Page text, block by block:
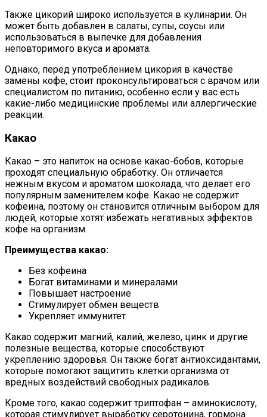
Также цикорий широко используется в кулинарии. Он
может быть добавлен в салаты, супы, соусы или
использоваться в выпечке для добавления
неповторимого вкуса и аромата.
Однако, перед употреблением цикория в качестве
замены кофе, стоит проконсультироваться с врачом или
специалистом по питанию, особенно если у вас есть
какие-либо медицинские проблемы или аллергические
реакции.
Какао
Какао – это напиток на основе какао-бобов, которые
проходят специальную обработку. Он отличается
нежным вкусом и ароматом шоколада, что делает его
популярным заменителем кофе. Какао не содержит
кофеина, поэтому он становится отличным выбором для
людей, которые хотят избежать негативных эффектов
кофе на организм.
Преимущества какао:
Без кофеина
Богат витаминами и минералами
Повышает настроение
Стимулирует обмен веществ
Укрепляет иммунитет
Какао содержит магний, калий, железо, цинк и другие
полезные вещества, которые способствуют
укреплению здоровья. Он также богат антиоксидантами,
которые помогают защитить клетки организма от
вредных воздействий свободных радикалов.
Кроме того, какао содержит триптофан – аминокислоту,
которая стимулирует выработку серотонина, гормона